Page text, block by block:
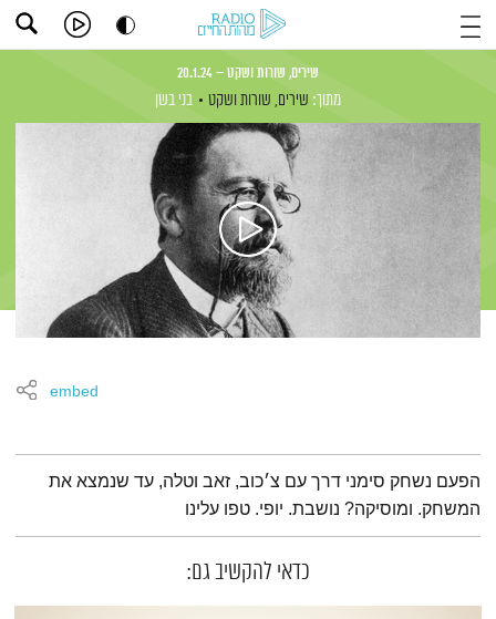
שירים, שורות ושקט – 20.1.24
מתוך: שירים, שורות ושקט בני בשן
embed
תמצית הפודקאסט
הפעם נשחק סימני דרך עם צ׳כוב, זאב וטלה, עד שנמצא את
המשחק. ומוסיקה? נושבת. יופי. טפו עלינו
כדאי להקשיב גם: